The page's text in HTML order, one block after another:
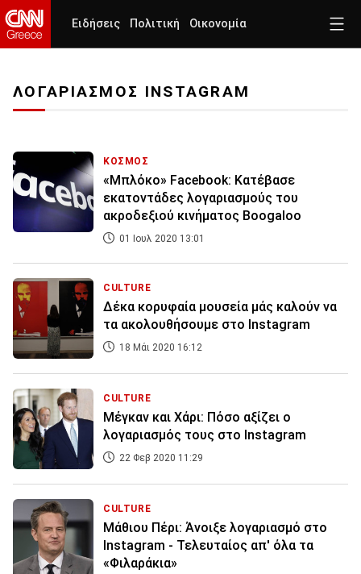
Ειδήσεις Πολιτική Οικονομία
ΛΟΓΑΡΙΑΣΜΟΣ INSTAGRAM
ΚΟΣΜΟΣ
«Μπλόκο» Facebook: Κατέβασε
εκατοντάδες λογαριασμούς του
ακροδεξιού κινήματος Boogaloo
01 Ιουλ 2020 13:01
CULTURE
Δέκα κορυφαία μουσεία μάς καλούν να
τα ακολουθήσουμε στο Instagram
18 Μάι 2020 16:12
CULTURE
Μέγκαν και Χάρι: Πόσο αξίζει ο
λογαριασμός τους στο Instagram
22 Φεβ 2020 11:29
CULTURE
Μάθιου Πέρι: Άνοιξε λογαριασμό στο
Instagram - Τελευταίος απ' όλα τα
«Φιλαράκια»